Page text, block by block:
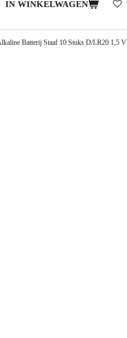
IN WINKELWAGEN
Batterij Staaf 10 Stuks D/LR20 1,5 V